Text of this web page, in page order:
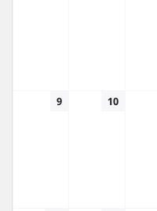
9 10